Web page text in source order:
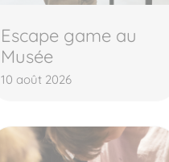
Escape game au
Musée
10 août 2026